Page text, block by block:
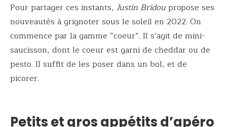
Pour partager ces instants, Justin Bridoupropose ses
nouveautés à grignoter sous le soleil en 2022. On
commence par la gamme “coeur”. Il s’agit de mini-
saucisson, dont le coeur est garni de cheddar ou de
pesto. Il suffit de les poser dans un bol, et de
picorer.
Petits et gros appétits d’apéro